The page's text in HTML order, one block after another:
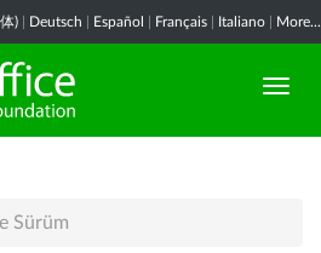
) Deutsch Español Français Italiano More...
Sürüm